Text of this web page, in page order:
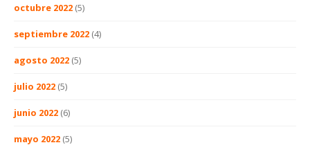
octubre 2022 (5)
septiembre 2022 (4)
agosto 2022 (5)
julio 2022 (5)
junio 2022 (6)
mayo 2022 (5)